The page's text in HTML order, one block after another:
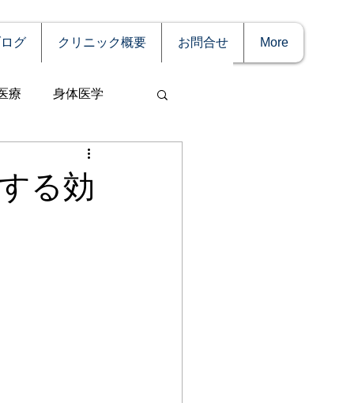
グ クリニック概要 お問合せ More
療 身体医学
る効